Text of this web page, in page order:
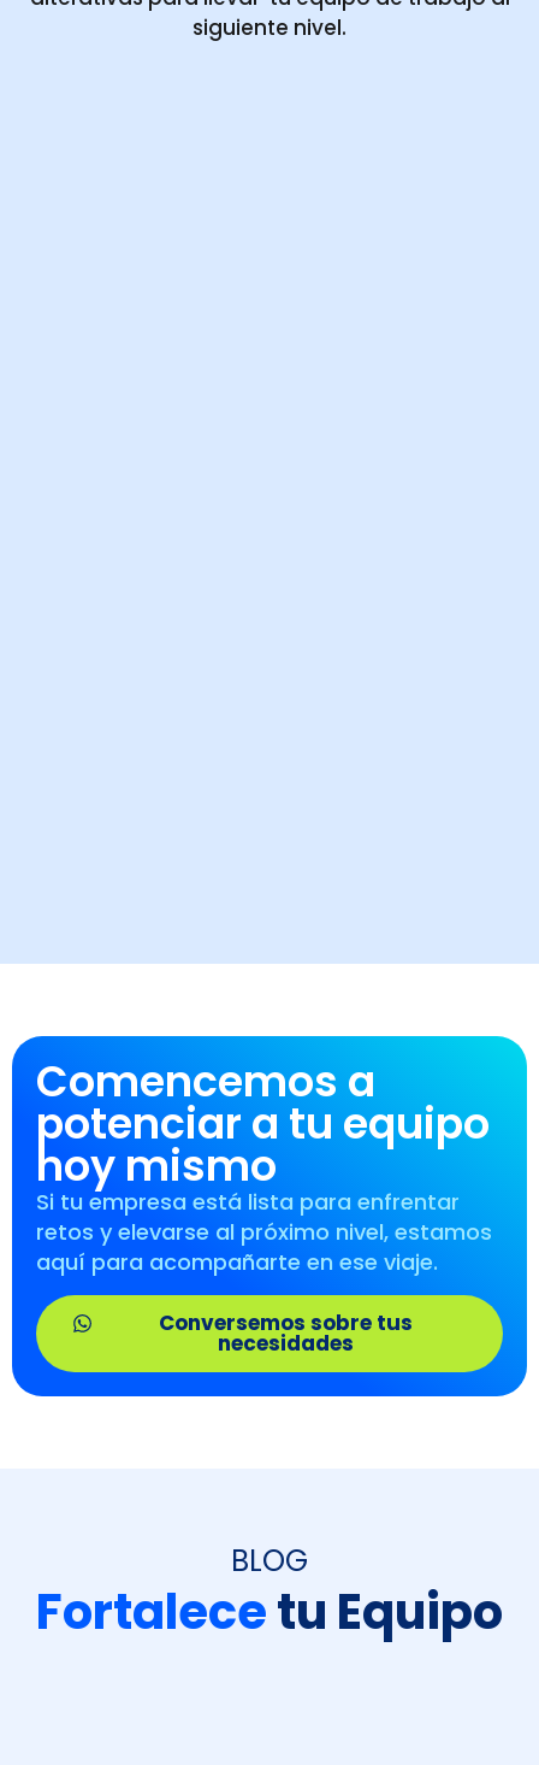
siguiente nivel.
Comencemos a
potenciar a tu equipo
hoy mismo
Si tu empresa está lista para enfrentar
retos y elevarse al próximo nivel, estamos
aquí para acompañarte en ese viaje.
Conversemos sobre tus
necesidades
BLOG
Fortalecetu Equipo